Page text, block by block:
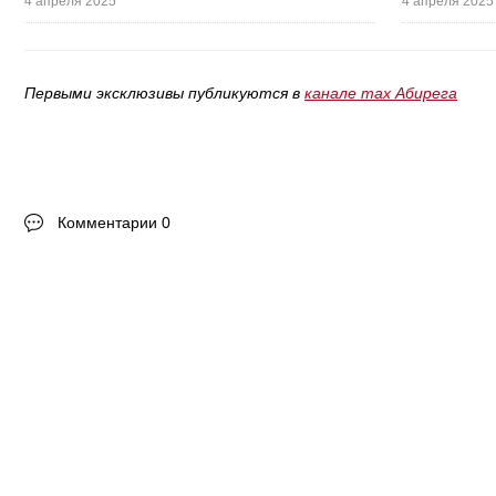
Первыми эксклюзивы публикуются в канале max Абирега
Комментарии 0